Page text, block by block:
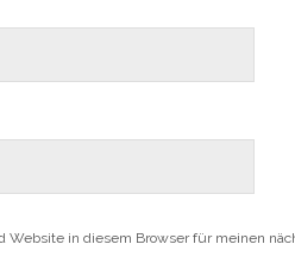
Website in diesem Browser für meinen